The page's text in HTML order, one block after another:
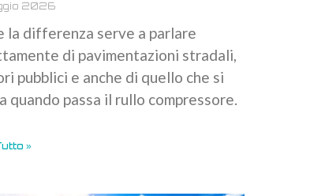
2026
la differenza serve a parlare
di pavimentazioni stradali,
pubblici e anche di quello che si
quando passa il rullo compressore.
»